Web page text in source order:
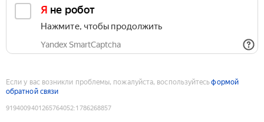
Я не робот
Нажмите, чтобы продолжить
Yandex SmartCaptcha
Если у вас возникли проблемы, пожалуйста, воспользуйтесьформой
обратной связи
9194009401265764052:1786268857